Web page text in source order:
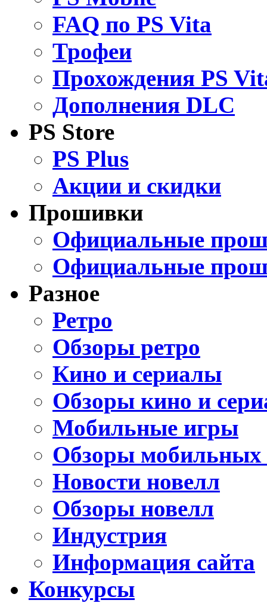
FAQ по PS Vita
Трофеи
Прохождения PS
Дополнения DLC
PS Store
PS Plus
Акции и скидки
Прошивки
Официальные
Официальные
Разное
Ретро
Обзоры ретро
Кино и сериалы
Обзоры кино и
Мобильные игры
Обзоры мобильных
Новости новелл
Обзоры новелл
Индустрия
Информация сайта
Конкурсы